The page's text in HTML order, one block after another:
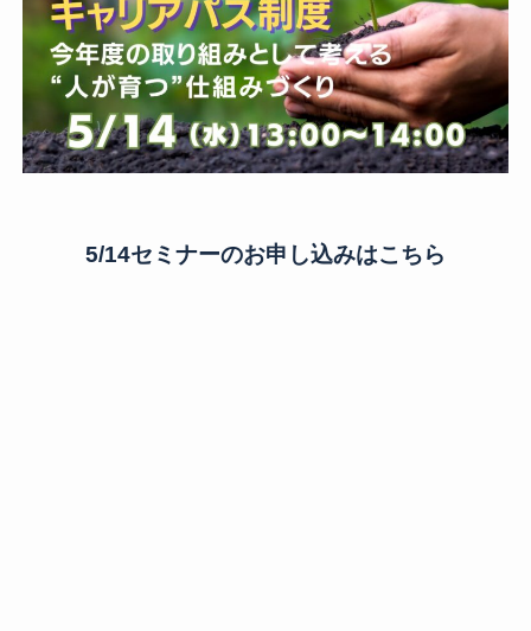
5/14セミナーのお申し込みはこちら